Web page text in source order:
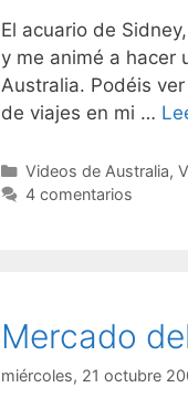
El acuario de
y me animé a hacer
Australia. Podéis
de viajes en mi …
Categorías
Videos de Australia,
4 comentarios
Mercado
miércoles, 21 octubre